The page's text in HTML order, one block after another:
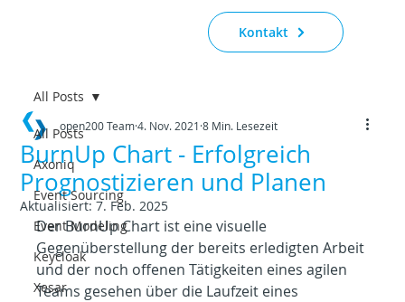
Kontakt
All Posts
Axoniq
Event Sourcing
Event Modeling
Keycloak
Xesar
All Posts
BurnUp Chart - Erfolgreich
Prognostizieren und Planen
open200 Team 4. Nov. 2021 8 Min. Lesezeit
Aktualisiert:7. Feb. 2025
Der BurnUp Chart ist eine visuelle
Gegenüberstellung der bereits erledigten Arbeit
und der noch offenen Tätigkeiten eines agilen
Teams gesehen über die Laufzeit eines